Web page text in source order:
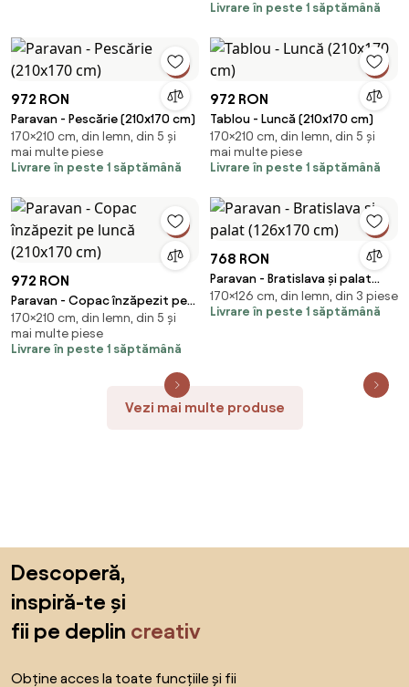
Livrare în peste 1 săptămână
972 RON
Paravan - Pescărie (210x170 cm)
170×210 cm, din lemn, din 5 și
mai multe piese
Livrare în peste 1 săptămână
972 RON
Tablou - Luncă (210x170 cm)
170×210 cm, din lemn, din 5 și
mai multe piese
Livrare în peste 1 săptămână
972 RON
Paravan - Copac înzăpezit pe
luncă (210x170 cm)
170×210 cm, din lemn, din 5 și
mai multe piese
Livrare în peste 1 săptămână
768 RON
Paravan - Bratislava și palat
(126x170 cm)
170×126 cm, din lemn, din 3 piese
Livrare în peste 1 săptămână
Vezi mai multe produse
Descoperă,
inspiră-te și
fii pe deplin creativ
Obține acces la toate funcțiile și fii